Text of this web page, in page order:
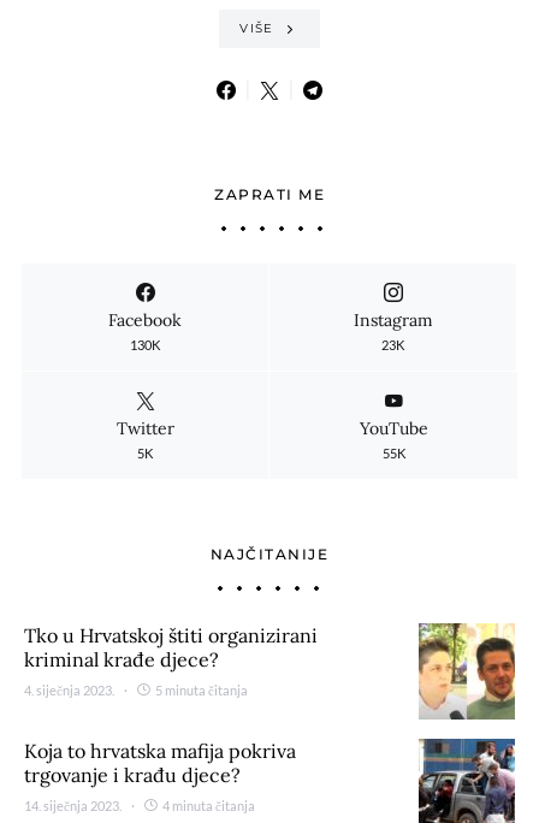
VIŠE
ZAPRATI ME
Facebook
130K
Instagram
23K
Twitter
5K
YouTube
55K
NAJČITANIJE
Tko u Hrvatskoj štiti organizirani
kriminal krađe djece?
4. siječnja 2023. 5 minuta čitanja
Koja to hrvatska mafija pokriva
trgovanje i krađu djece?
14. siječnja 2023. 4 minuta čitanja